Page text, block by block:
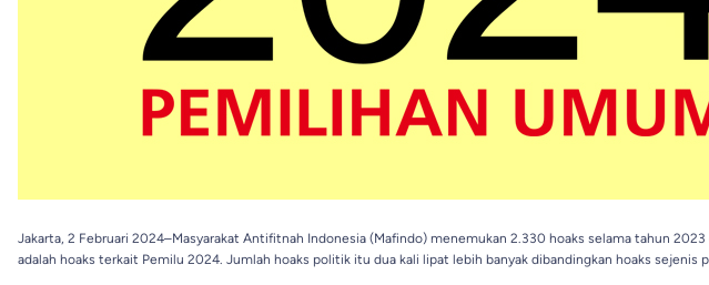
Jakarta, 2 Februari 2024–Masyarakat Antifitnah Indonesia (Mafindo) menemukan 2.330 hoaks selama tahun
adalah hoaks terkait Pemilu 2024. Jumlah hoaks politik itu dua kali lipat lebih banyak dibandingkan hoaks sejenis